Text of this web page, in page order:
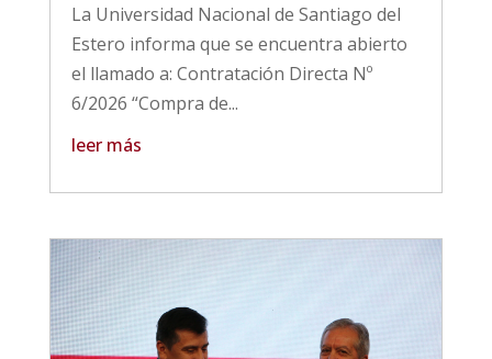
La Universidad Nacional de Santiago del
Estero informa que se encuentra abierto
el llamado a: Contratación Directa Nº
6/2026 “Compra de...
leer más